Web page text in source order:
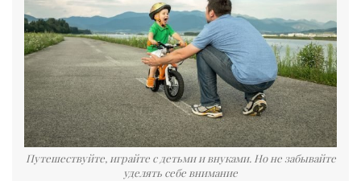
Путешествуйте, играйте с детьми и внуками. Но не забывайте
уделять себе внимание